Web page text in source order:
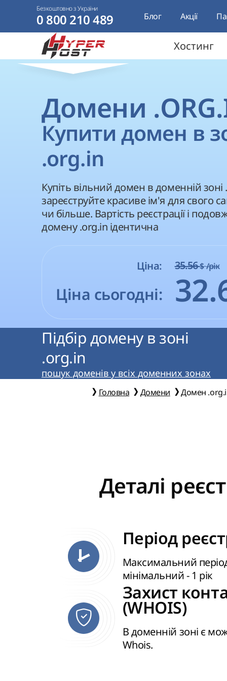
Безкоштовно з України
0 800 210 489 Блог Акції
Хостинг
Домени
Купити домен в
.org.in
Купіть вільний домен в доменній зоні
зареєструйте красиве ім'я для свого
чи більше. Вартість реєстрації і
домену .org.in ідентична
Ціна: 35.56$ /рік
Ціна сьогодні:
Підбір домену в зоні
.org.in
пошук доменів у всіх доменних зонах
Головна Домени Домен
Деталі
Період
Максимальний
мінімальний - 1 рік
Захист
(WHOIS)
В доменній зоні є
Whois.